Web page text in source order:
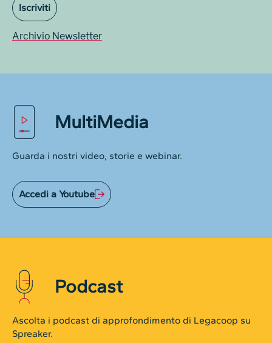
Iscriviti
Archivio Newsletter
MultiMedia
Guarda i nostri video, storie e webinar.
Accedi a Youtube
Podcast
Ascolta i podcast di approfondimento di Legacoop su
Spreaker.